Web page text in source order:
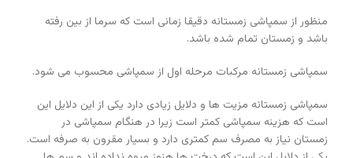
منظور از سمپاشی زمستانه دقیقا زمانی است که سرما از بین رفته
باشد و زمستان تمام شده باشد.
سمپاشی زمستانه مرکبات مرحله اول از سمپاشی محسوب می شود.
سمپاشی زمستانه مزیت ها و دلایل زیادی دارد یکی از این دلایل این
است که هزینه سمپاشی کمتر است زیرا در هنگام سمپاشی در
زمستان نیاز به مصرف سم کمتری دارد و بسیار مقرون به صرفه است.